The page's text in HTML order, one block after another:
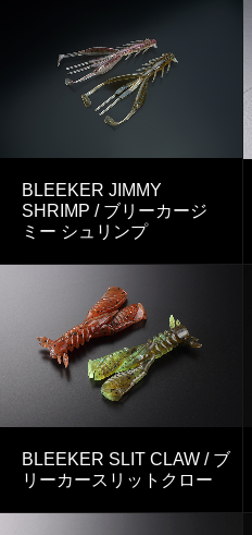
BLEEKER JIMMY
SHRIMP / ブリーカージ
ミー シュリンプ
BLEEKER SLIT CLAW / ブ
リーカースリットクロー